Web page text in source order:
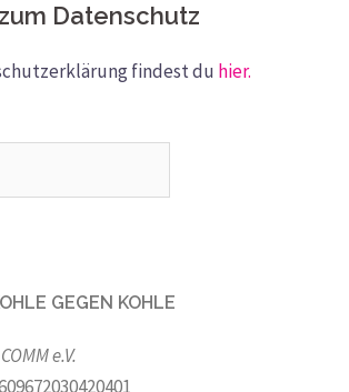
Datenschutz
findest du hier.
GEGEN KOHLE
COMM e.V.